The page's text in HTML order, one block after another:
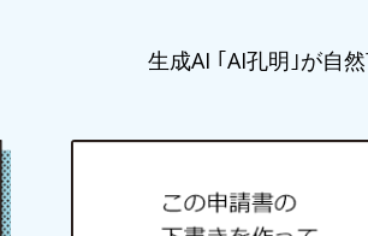
生成AI ｢AI孔明｣が自